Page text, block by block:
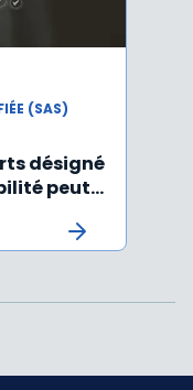
(SAS)
désigné
peut